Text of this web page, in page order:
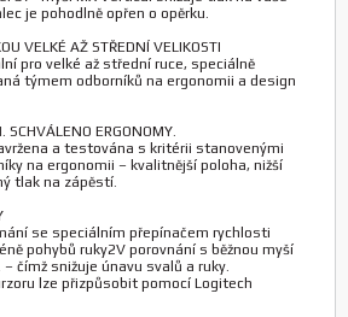
je pohodlně opřen o opěrku.
VELKÉ AŽ STŘEDNÍ VELIKOSTI
pro velké až střední ruce, speciálně
týmem odborníků na ergonomii a design
SCHVÁLENO ERGONOMY.
a testována s kritérii stanovenými
na ergonomii – kvalitnější poloha, nižší
tlak na zápěstí.
se speciálním přepínačem rychlosti
pohybů ruky2V porovnání s běžnou myší
čímž snižuje únavu svalů a ruky.
lze přizpůsobit pomocí Logitech